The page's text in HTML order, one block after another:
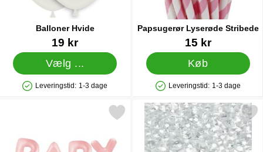
Balloner Hvide
19 kr
Vælg ...
Produkttilgængelighed: På lager
Leveringstid: 1-3 dage
Papsugerør Lyserøde Stribede
15 kr
Køb
Produkttilgængelighed: På lager
Leveringstid: 1-3 dage
ballonguirlande Baby Pastel Lyserød som favorit
Markér diamantkonfetti